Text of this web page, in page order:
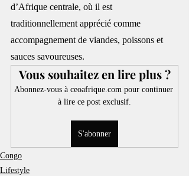
d’Afrique centrale, où il est
traditionnellement apprécié comme
accompagnement de viandes, poissons et
sauces savoureuses.
Vous souhaitez en lire plus ?
Abonnez-vous à ceoafrique.com pour continuer
à lire ce post exclusif.
S'abonner
Congo
Lifestyle